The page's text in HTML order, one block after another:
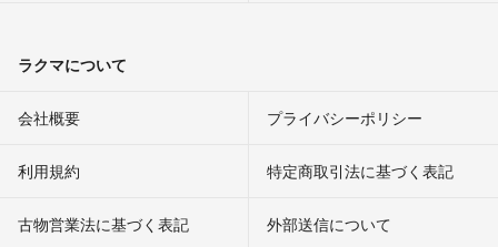
ラクマについて
会社概要 プライバシーポリシー
利用規約 特定商取引法に基づく表記
古物営業法に基づく表記 外部送信について